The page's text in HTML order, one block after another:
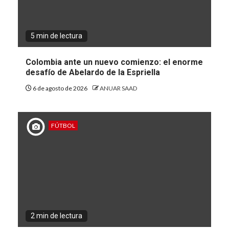
5 min de lectura
Colombia ante un nuevo comienzo: el enorme
desafío de Abelardo de la Espriella
6 de agosto de 2026 ANUAR SAAD
FÚTBOL
2 min de lectura